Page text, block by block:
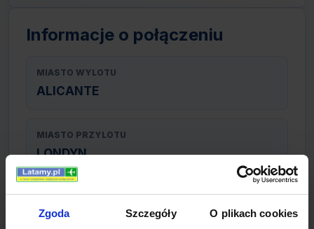
Zgoda Szczegóły O plikach cookies
Informacje o połączeniu
MIASTO WYLOTU
ALICANTE
MIASTO PRZYLOTU
LONDYN
TYP POŁĄCZENIA
bezpośrednie